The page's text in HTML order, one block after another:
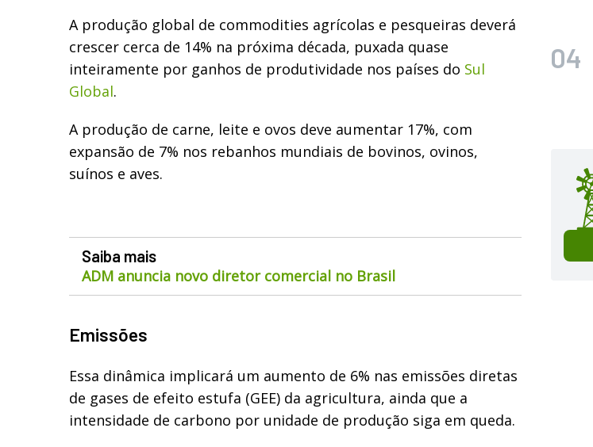
A produção global de commodities agrícolas e pesqueiras deverá
crescer cerca de 14% na próxima década, puxada quase
inteiramente por ganhos de produtividade nos países do Sul
Global.
A produção de carne, leite e ovos deve aumentar 17%, com
expansão de 7% nos rebanhos mundiais de bovinos, ovinos,
suínos e aves.
Saiba mais
ADM anuncia novo diretor comercial no Brasil
Emissões
Essa dinâmica implicará um aumento de 6% nas emissões diretas
de gases de efeito estufa (GEE) da agricultura, ainda que a
intensidade de carbono por unidade de produção siga em queda.